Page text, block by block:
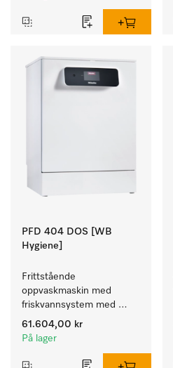
PFD 404 DOS [WB
Hygiene]
Frittstående
oppvaskmaskin med
friskvannsystem med
kurver for pleiehjem,
barnehager og alle som
61.604,00 kr
På lager